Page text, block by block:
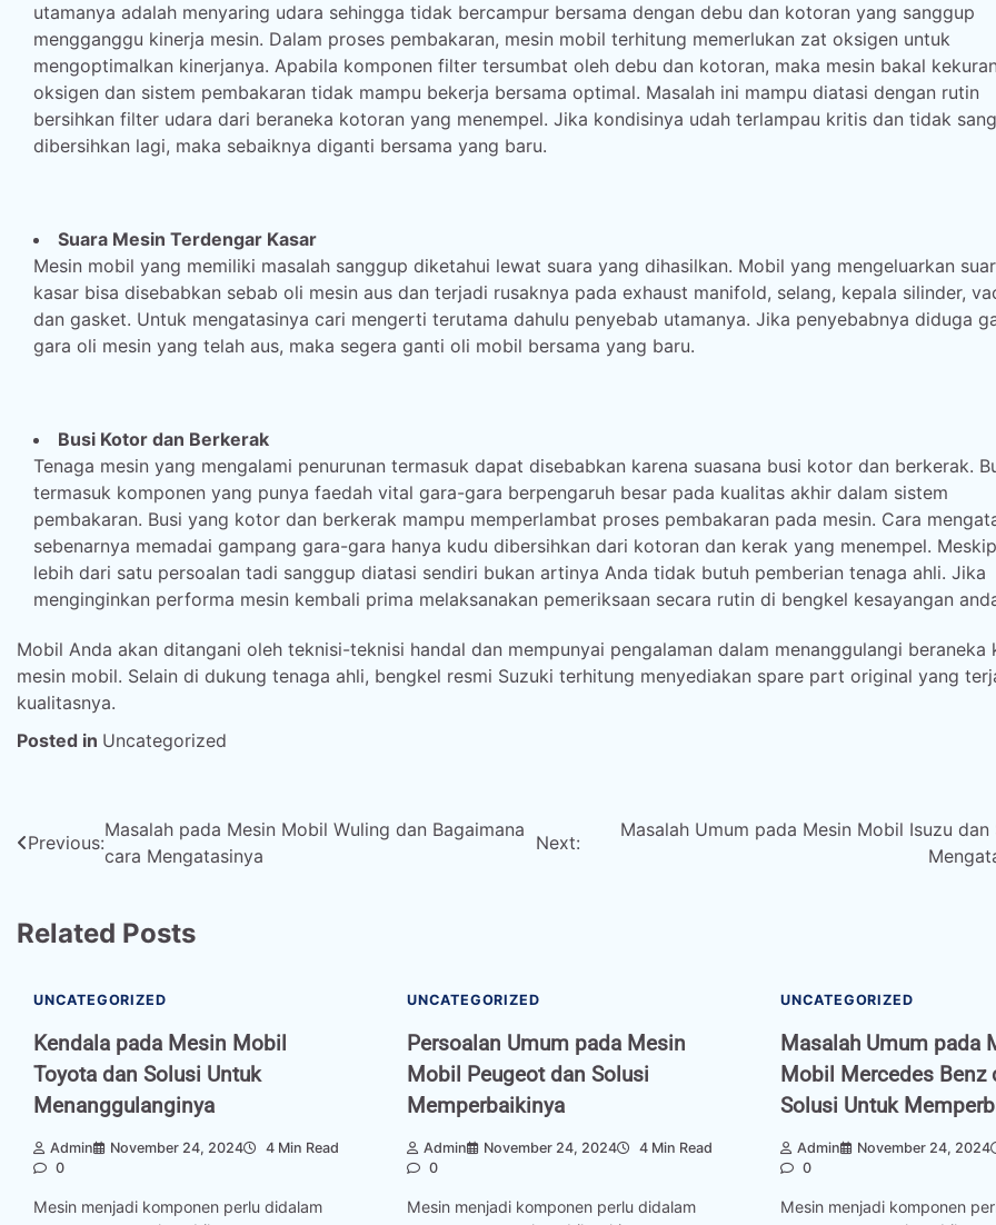
utamanya adalah menyaring udara sehingga tidak bercampur bersama dengan debu dan kotoran yang sanggup
mengganggu kinerja mesin. Dalam proses pembakaran, mesin mobil terhitung memerlukan zat oksigen untuk
mengoptimalkan kinerjanya. Apabila komponen filter tersumbat oleh debu dan kotoran, maka mesin bakal
oksigen dan sistem pembakaran tidak mampu bekerja bersama optimal. Masalah ini mampu diatasi dengan rutin
bersihkan filter udara dari beraneka kotoran yang menempel. Jika kondisinya udah terlampau kritis dan tidak
dibersihkan lagi, maka sebaiknya diganti bersama yang baru.
Suara Mesin Terdengar Kasar
Mesin mobil yang memiliki masalah sanggup diketahui lewat suara yang dihasilkan. Mobil yang mengeluarkan
kasar bisa disebabkan sebab oli mesin aus dan terjadi rusaknya pada exhaust manifold, selang, kepala silinder,
dan gasket. Untuk mengatasinya cari mengerti terutama dahulu penyebab utamanya. Jika penyebabnya diduga
gara oli mesin yang telah aus, maka segera ganti oli mobil bersama yang baru.
Busi Kotor dan Berkerak
Tenaga mesin yang mengalami penurunan termasuk dapat disebabkan karena suasana busi kotor dan berkerak.
termasuk komponen yang punya faedah vital gara-gara berpengaruh besar pada kualitas akhir dalam sistem
pembakaran. Busi yang kotor dan berkerak mampu memperlambat proses pembakaran pada mesin. Cara
sebenarnya memadai gampang gara-gara hanya kudu dibersihkan dari kotoran dan kerak yang menempel.
lebih dari satu persoalan tadi sanggup diatasi sendiri bukan artinya Anda tidak butuh pemberian tenaga ahli. Jika
menginginkan performa mesin kembali prima melaksanakan pemeriksaan secara rutin di bengkel kesayangan
Mobil Anda akan ditangani oleh teknisi-teknisi handal dan mempunyai pengalaman dalam menanggulangi beraneka
mesin mobil. Selain di dukung tenaga ahli, bengkel resmi Suzuki terhitung menyediakan spare part original yang
kualitasnya.
Posted in Uncategorized
Post
navigation
Previous:
Masalah pada Mesin Mobil Wuling dan Bagaimana
cara Mengatasinya
Next:
Masalah Umum pada Mesin Mobil Isuzu dan
Related Posts
UNCATEGORIZED
Kendala pada Mesin Mobil
Toyota dan Solusi Untuk
Menanggulanginya
Admin November 24, 2024
4 Min Read
0
Mesin menjadi komponen perlu didalam
UNCATEGORIZED
Persoalan Umum pada Mesin
Mobil Peugeot dan Solusi
Memperbaikinya
Admin November 24, 2024
4 Min Read
0
Mesin menjadi komponen perlu didalam
UNCATEGORIZED
Masalah Umum pada
Mobil Mercedes Benz
Solusi Untuk
Admin November 24, 2024
0
Mesin menjadi komponen